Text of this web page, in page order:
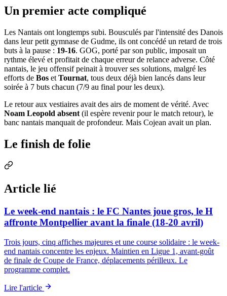
Un premier acte compliqué
Les Nantais ont longtemps subi. Bousculés par l'intensité des Danois
dans leur petit gymnase de Gudme, ils ont concédé un retard de trois
buts à la pause : 19-16. GOG, porté par son public, imposait un
rythme élevé et profitait de chaque erreur de relance adverse. Côté
nantais, le jeu offensif peinait à trouver ses solutions, malgré les
efforts de Bos et Tournat, tous deux déjà bien lancés dans leur
soirée à 7 buts chacun (7/9 au final pour les deux).
Le retour aux vestiaires avait des airs de moment de vérité. Avec
Noam Leopold absent (il espère revenir pour le match retour), le
banc nantais manquait de profondeur. Mais Cojean avait un plan.
Le finish de folie
Article lié
Le week-end nantais : le FC Nantes joue gros, le H
affronte Montpellier avant la finale (18-20 avril)
Trois jours, cinq affiches majeures et une course solidaire : le week-
end nantais concentre les enjeux. Maintien en Ligue 1, avant-goût
de finale de Coupe de France, déplacements périlleux. Le
programme complet.
Lire l'article